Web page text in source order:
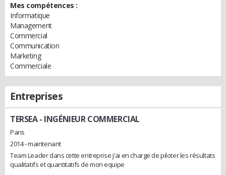
Mes compétences :
Informatique
Management
Commercial
Communication
Marketing
Commerciale
Entreprises
TERSEA- INGÉNIEUR COMMERCIAL
Paris
2014 - maintenant
Team Leader dans cette entreprise j'ai en charge de piloter les résultats
qualitatifs et quantitatifs de mon equipe